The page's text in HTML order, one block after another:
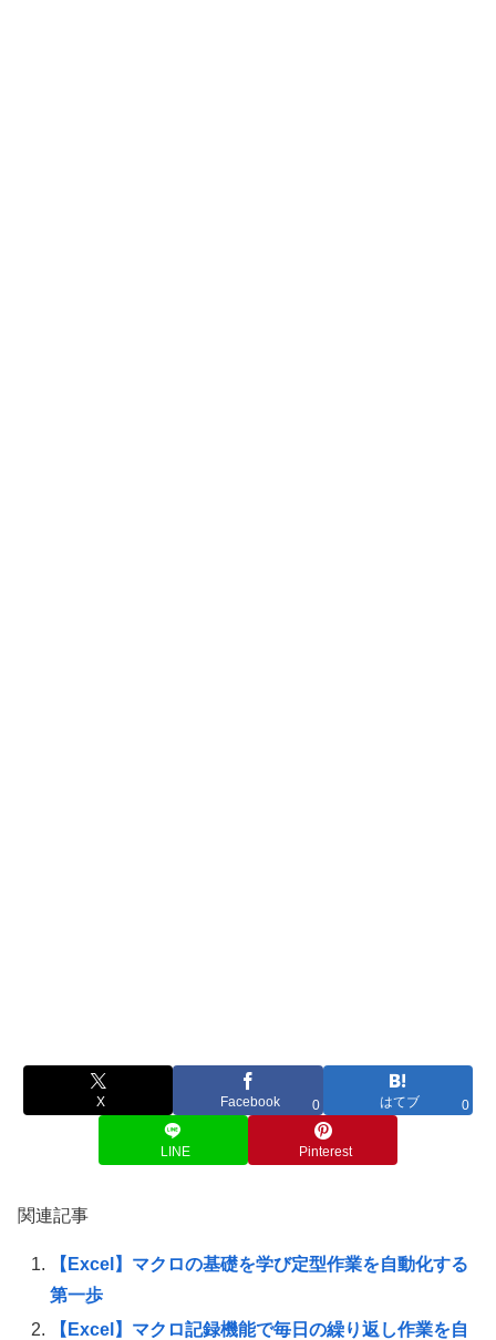
X Facebook 0 はてブ 0
LINE Pinterest
関連記事
【Excel】マクロの基礎を学び定型作業を自動化する
第一歩
【Excel】マクロ記録機能で毎日の繰り返し作業を自